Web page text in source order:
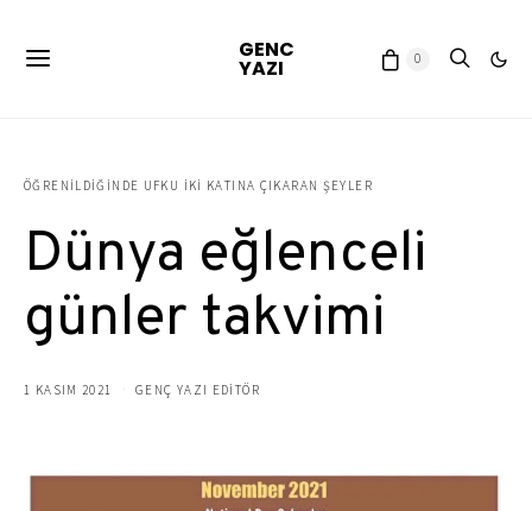
GENC
YAZI 0
ÖĞRENILDIĞINDE UFKU IKI KATINA ÇIKARAN ŞEYLER
Dünya eğlenceli
günler takvimi
1 KASIM 2021 GENÇ YAZI EDITÖR